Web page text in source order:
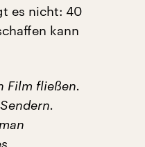
es nicht: 40
kann
Film fließen.